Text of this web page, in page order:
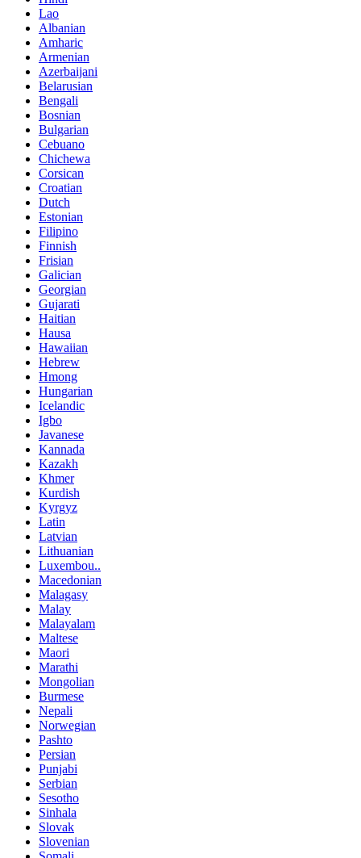
Lao
Albanian
Amharic
Armenian
Azerbaijani
Belarusian
Bengali
Bosnian
Bulgarian
Cebuano
Chichewa
Corsican
Croatian
Dutch
Estonian
Filipino
Finnish
Frisian
Galician
Georgian
Gujarati
Haitian
Hausa
Hawaiian
Hebrew
Hmong
Hungarian
Icelandic
Igbo
Javanese
Kannada
Kazakh
Khmer
Kurdish
Kyrgyz
Latin
Latvian
Lithuanian
Luxembou..
Macedonian
Malagasy
Malay
Malayalam
Maltese
Maori
Marathi
Mongolian
Burmese
Nepali
Norwegian
Pashto
Persian
Punjabi
Serbian
Sesotho
Sinhala
Slovak
Slovenian